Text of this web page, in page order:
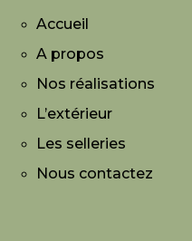
Accueil
A propos
Nos réalisations
L’extérieur
Les selleries
Nous contactez